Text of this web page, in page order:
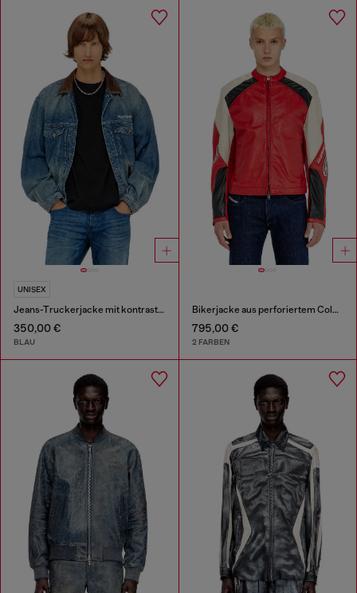
UNISEX
Jeans-Truckerjacke mit kontrastierenden Lederbesätzen
350,00 €
BLAU
Bikerjacke aus perforiertem Colour-Block-Leder
795,00 €
2 FARBEN